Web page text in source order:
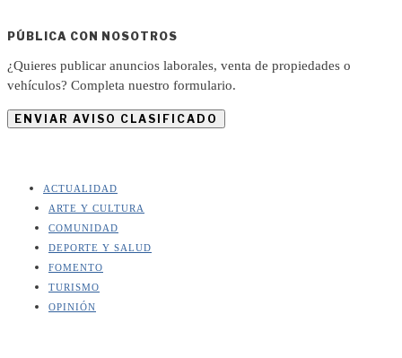
PÚBLICA CON NOSOTROS
¿Quieres publicar anuncios laborales, venta de propiedades o
vehículos? Completa nuestro formulario.
ENVIAR AVISO CLASIFICADO
ACTUALIDAD
ARTE Y CULTURA
COMUNIDAD
DEPORTE Y SALUD
FOMENTO
TURISMO
OPINIÓN